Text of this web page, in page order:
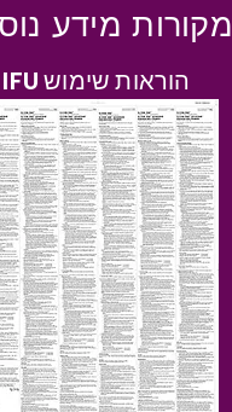
מקורות מידע
הוראות שימוש IFU